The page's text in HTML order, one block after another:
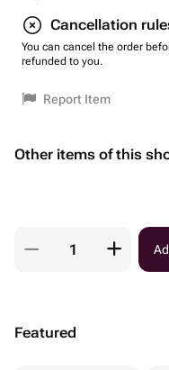
Cancellation
You can cancel the order
refunded to you.
Report Item
Other items of this
Featured